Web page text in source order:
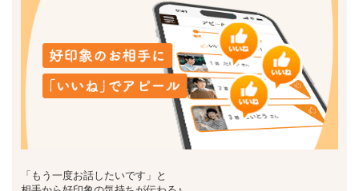
「もう一度お話したいです」と